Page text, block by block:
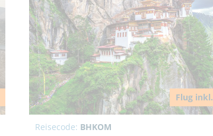
Flug inkl.
Reisecode: BHKOM